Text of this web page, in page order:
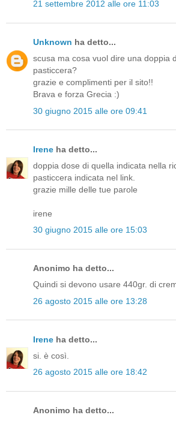
21 settembre 2012 alle ore 11:03
Unknown ha detto...
scusa ma cosa vuol dire una doppia
pasticcera?
grazie e complimenti per il sito!!
Brava e forza Grecia :)
30 giugno 2015 alle ore 09:41
Irene ha detto...
doppia dose di quella indicata nella
pasticcera indicata nel link.
grazie mille delle tue parole
irene
30 giugno 2015 alle ore 15:03
Anonimo ha detto...
Quindi si devono usare 440gr. di
26 agosto 2015 alle ore 13:28
Irene ha detto...
si. è così.
26 agosto 2015 alle ore 18:42
Anonimo ha detto...